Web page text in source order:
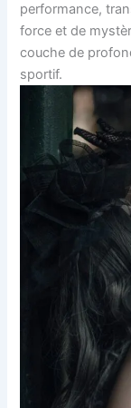
performance,
force et de
couche de
sportif.